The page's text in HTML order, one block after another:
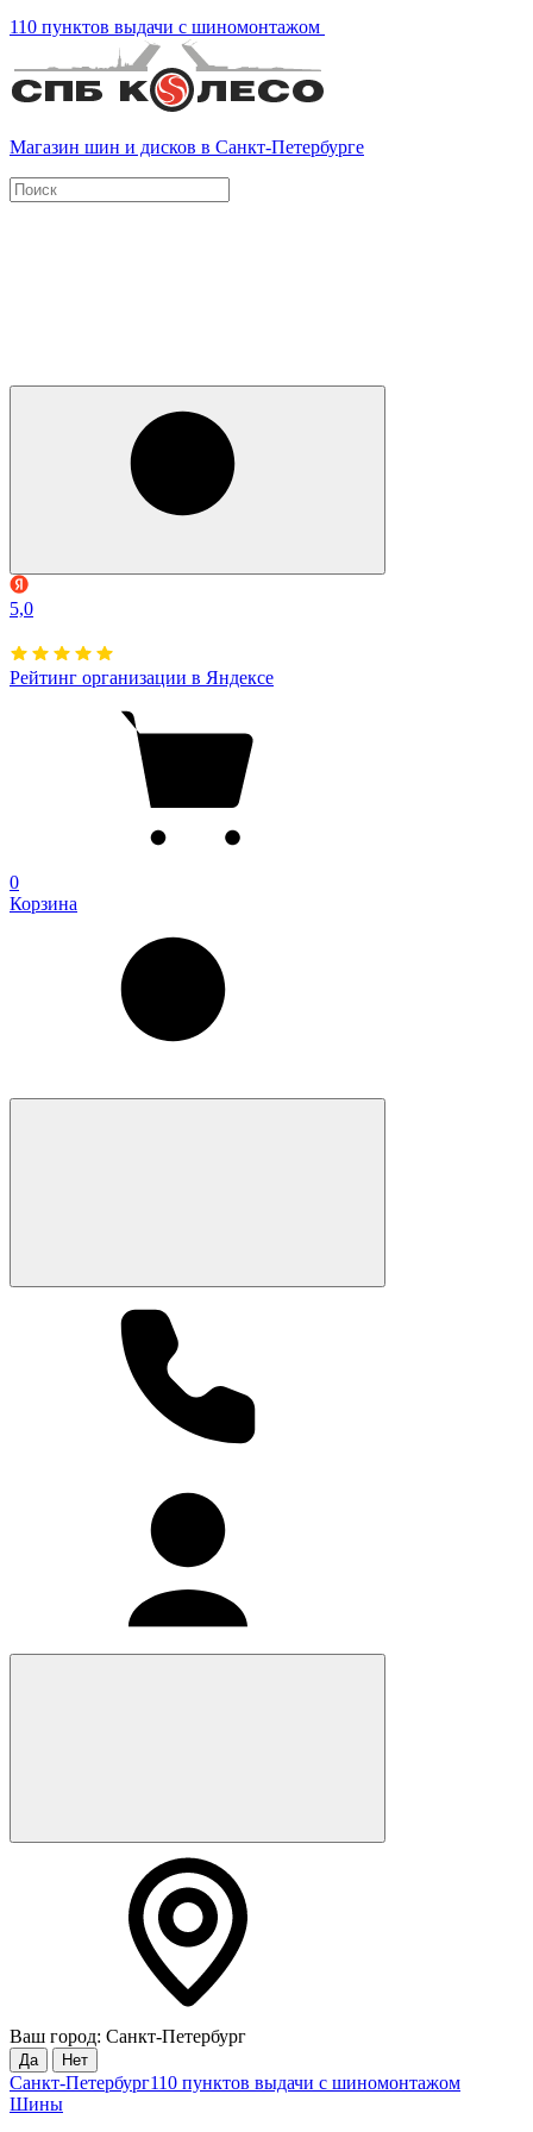
110 пунктов выдачи с шиномонтажом
Магазин шин и дисков в Санкт-Петербурге
5,0
Рейтинг организации в Яндексе
0
Корзина
Ваш город: Санкт-Петербург
Да Нет
Санкт-Петербург110 пунктов выдачи с шиномонтажом
Шины